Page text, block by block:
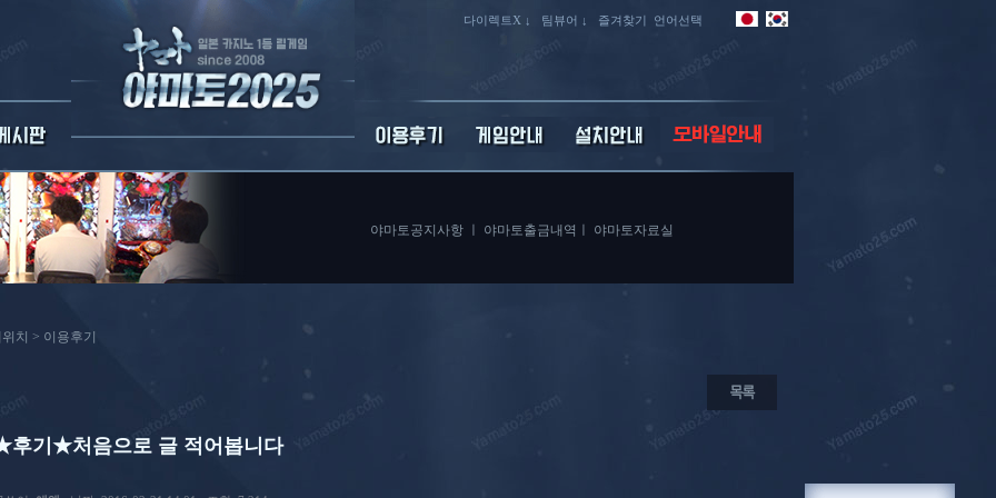
다이렉트X ↓ 팀뷰어 ↓ 즐겨찾기 언어선택
야마토공지사항ㅣ 야마토출금내역 야마토자료실
치 > 이용후기
후기★처음으로 글 적어봅니다